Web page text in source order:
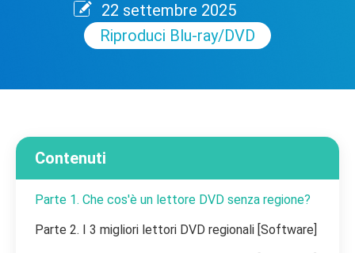
22 settembre 2025
Riproduci Blu-ray/DVD
Contenuti
Parte 1. Che cos'è un lettore DVD senza regione?
Parte 2. I 3 migliori lettori DVD regionali [Software]